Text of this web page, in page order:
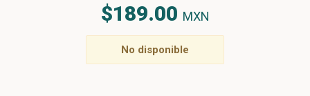
$189.00 MXN
No disponible